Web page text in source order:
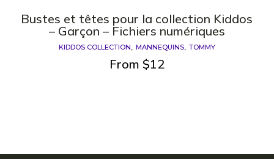
Bustes et têtes pour la collection Kiddos
– Garçon – Fichiers numériques
KIDDOS COLLECTION MANNEQUINS TOMMY
From $12